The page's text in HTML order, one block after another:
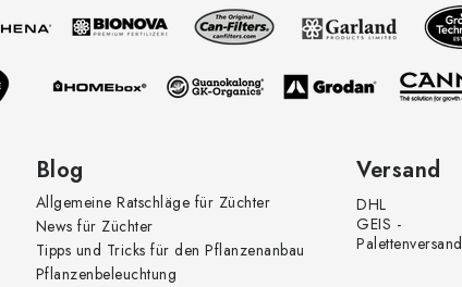
Blog
Allgemeine Ratschläge für Züchter
News für Züchter
Tipps und Tricks für den Pflanzenanbau
Pflanzenbeleuchtung
Versand
DHL
GEIS -
Palettenversand